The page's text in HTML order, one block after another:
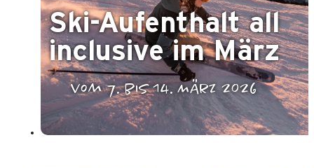
Ski-Aufenthalt all
inclusive im März
vom 7. bis 14. März 2026